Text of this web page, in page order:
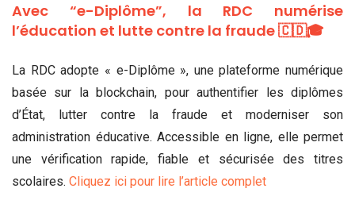
Avec “e-Diplôme”, la RDC numérise
l’éducation et lutte contre la fraude 🇨🇩🎓
La RDC adopte « e-Diplôme », une plateforme numérique
basée sur la blockchain, pour authentifier les diplômes
d’État, lutter contre la fraude et moderniser son
administration éducative. Accessible en ligne, elle permet
une vérification rapide, fiable et sécurisée des titres
scolaires. Cliquez ici pour lire l’article complet